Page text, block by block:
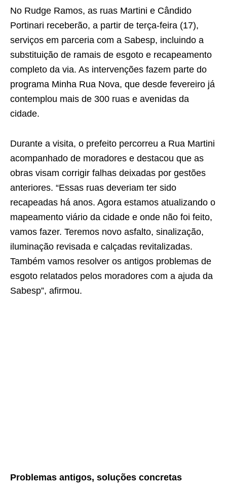
No Rudge Ramos, as ruas Martini e Cândido
Portinari receberão, a partir de terça-feira (17),
serviços em parceria com a Sabesp, incluindo a
substituição de ramais de esgoto e recapeamento
completo da via. As intervenções fazem parte do
programa Minha Rua Nova, que desde fevereiro já
contemplou mais de 300 ruas e avenidas da
cidade.
Durante a visita, o prefeito percorreu a Rua Martini
acompanhado de moradores e destacou que as
obras visam corrigir falhas deixadas por gestões
anteriores. “Essas ruas deveriam ter sido
recapeadas há anos. Agora estamos atualizando o
mapeamento viário da cidade e onde não foi feito,
vamos fazer. Teremos novo asfalto, sinalização,
iluminação revisada e calçadas revitalizadas.
Também vamos resolver os antigos problemas de
esgoto relatados pelos moradores com a ajuda da
Sabesp”, afirmou.
Problemas antigos, soluções concretas